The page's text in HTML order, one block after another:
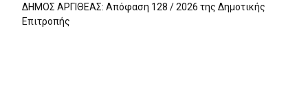
ΔΗΜΟΣ ΑΡΓΙΘΕΑΣ: Απόφαση 128 / 2026 της Δημοτικής
Επιτροπής